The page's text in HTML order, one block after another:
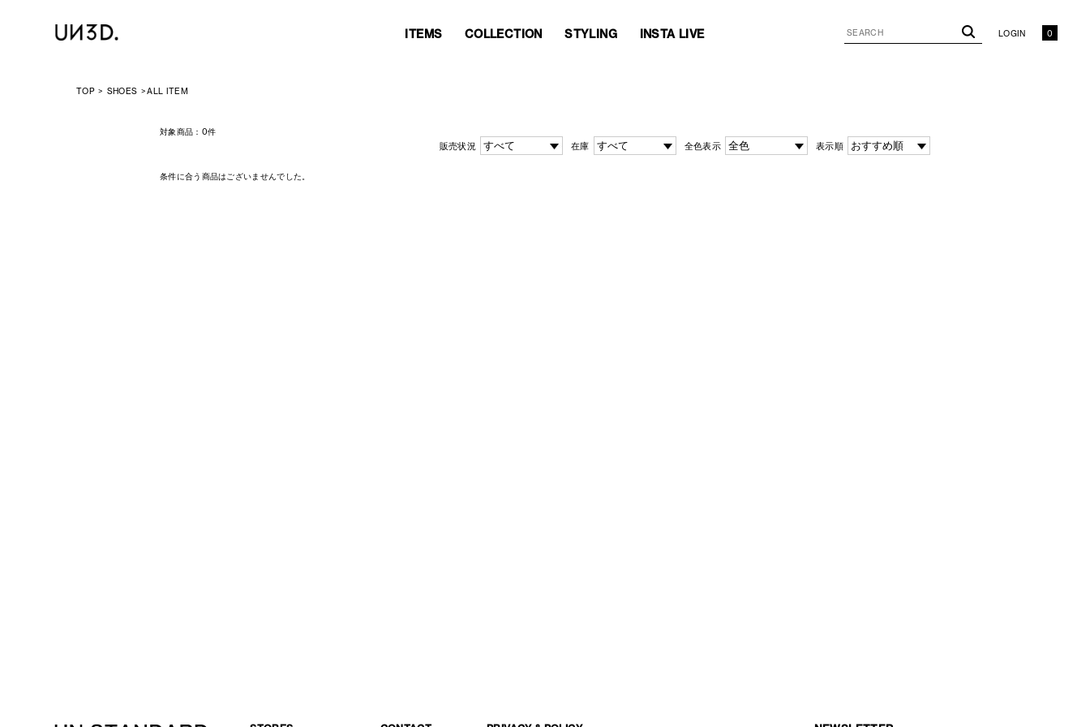
LOGIN 0
ITEMS
COLLECTION
STYLING
INSTA LIVE
TOP SHOES ALL ITEM
対象商品： 0件
販売状況 在庫 全色表示 表示順
条件に合う商品はございませんでした。